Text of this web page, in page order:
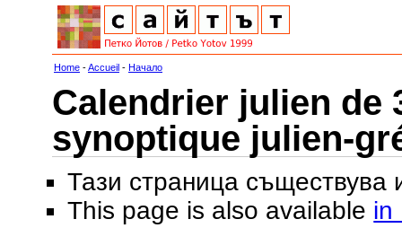
Home -Accueil - Начало
Calendrier julien de
synoptique julien-
Тази страница съществува
This page is also available in